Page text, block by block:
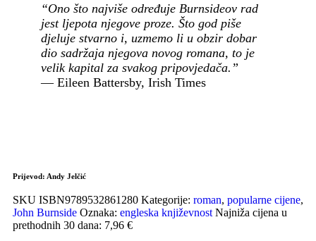
“Ono što najviše određuje Burnsideov rad
jest ljepota njegove proze. Što god piše
djeluje stvarno i, uzmemo li u obzir dobar
dio sadržaja njegova novog romana, to je
velik kapital za svakog pripovjedača.”
— Eileen Battersby, Irish Times
Prijevod: Andy Jelčić
SKU ISBN9789532861280 Kategorije: roman, popularne cijene,
John Burnside Oznaka: engleska književnost Najniža cijena u
prethodnih 30 dana: 7,96 €